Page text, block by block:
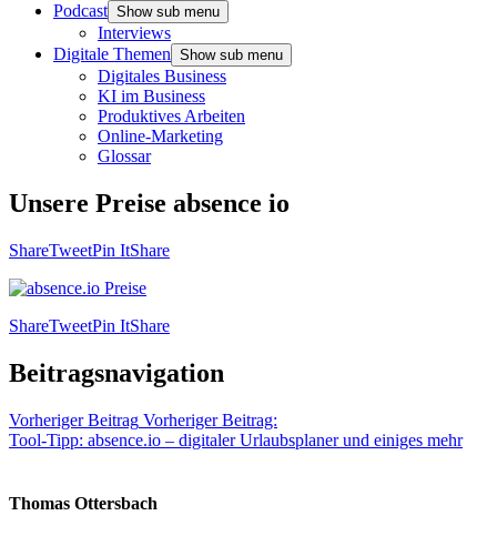
Podcast Show sub menu
Interviews
Digitale Themen Show sub menu
Digitales Business
KI im Business
Produktives Arbeiten
Online-Marketing
Glossar
Unsere Preise absence io
ShareTweetPin ItShare
ShareTweetPin ItShare
Beitragsnavigation
Vorheriger Beitrag Vorheriger Beitrag:
Tool-Tipp: absence.io – digitaler Urlaubsplaner und einiges mehr
Thomas Ottersbach